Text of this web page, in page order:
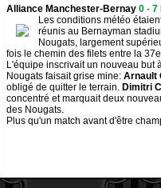
Alliance Manchester-Bernay0 - 7
Les conditions météo
réunis au Bernayman
Nougats, largement
fois le chemin des filets entre la
L'équipe inscrivait un nouveau but
Nougats faisait grise mine: Arnault
obligé de quitter le terrain. Dimitri
concentré et marquait deux
des Nougats.
Plus qu'un match avant d'être